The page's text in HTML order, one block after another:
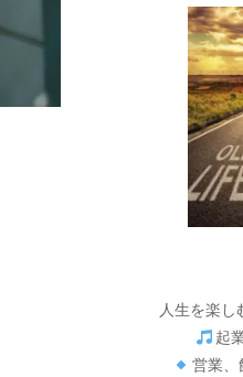
人生を楽し
起
営業、